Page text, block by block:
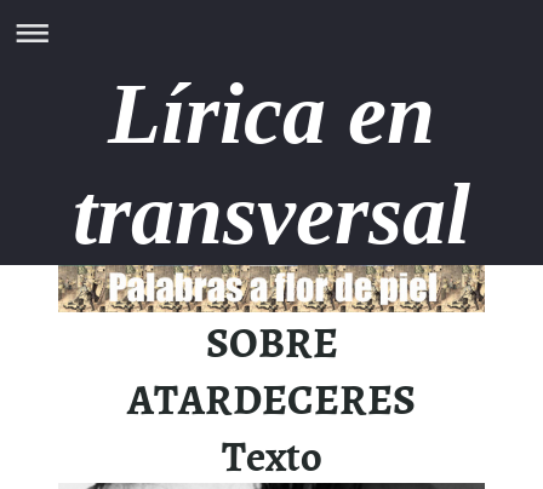
Lírica en
transversal
SOBRE
ATARDECERES
Texto